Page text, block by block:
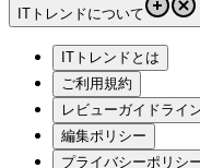
ITトレンドについて
ITトレンドとは
ご利用規約
レビューガイドライ
編集ポリシー
プライバシーポリシ